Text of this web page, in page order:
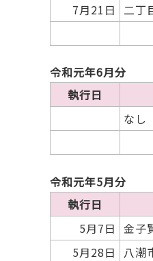
7月21日
二丁
令和元年6月分
執行日
なし
令和元年5月分
執行日
5月7日 金子
5月28日
八潮